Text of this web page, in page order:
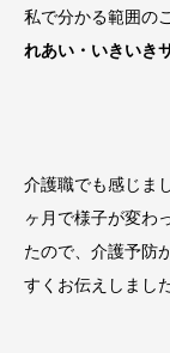
私で分かる範囲の
れあい・いきいき
介護職でも感じま
ヶ月で様子が変わ
たので、介護予防
すくお伝えしました